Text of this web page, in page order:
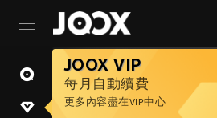
JOOX VIP
每月自動續費
更多內容盡在VIP中心